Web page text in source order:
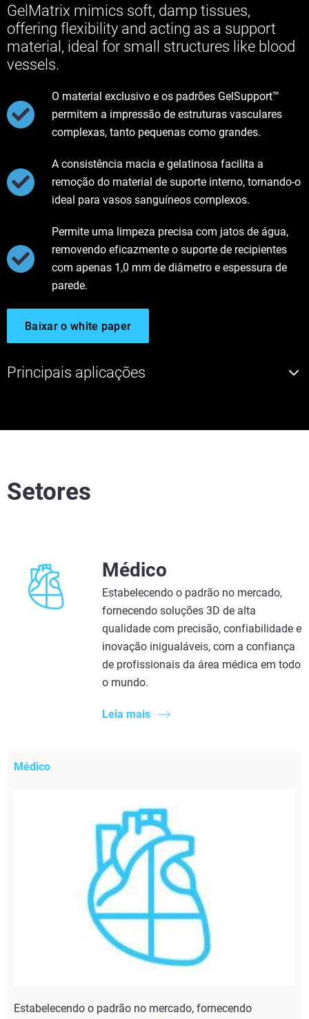
GelMatrix mimics soft, damp tissues,
offering flexibility and acting as a support
material, ideal for small structures like blood
vessels.
O material exclusivo e os padrões GelSupport™
permitem a impressão de estruturas vasculares
complexas, tanto pequenas como grandes.
A consistência macia e gelatinosa facilita a
remoção do material de suporte interno, tornando-o
ideal para vasos sanguíneos complexos.
Permite uma limpeza precisa com jatos de água,
removendo eficazmente o suporte de recipientes
com apenas 1,0 mm de diâmetro e espessura de
parede.
Baixar o white paper
Principais aplicações
Setores
Médico
Estabelecendo o padrão no mercado,
fornecendo soluções 3D de alta
qualidade com precisão, confiabilidade e
inovação inigualáveis, com a confiança
de profissionais da área médica em todo
o mundo.
Leia mais
Médico
Estabelecendo o padrão no mercado, fornecendo